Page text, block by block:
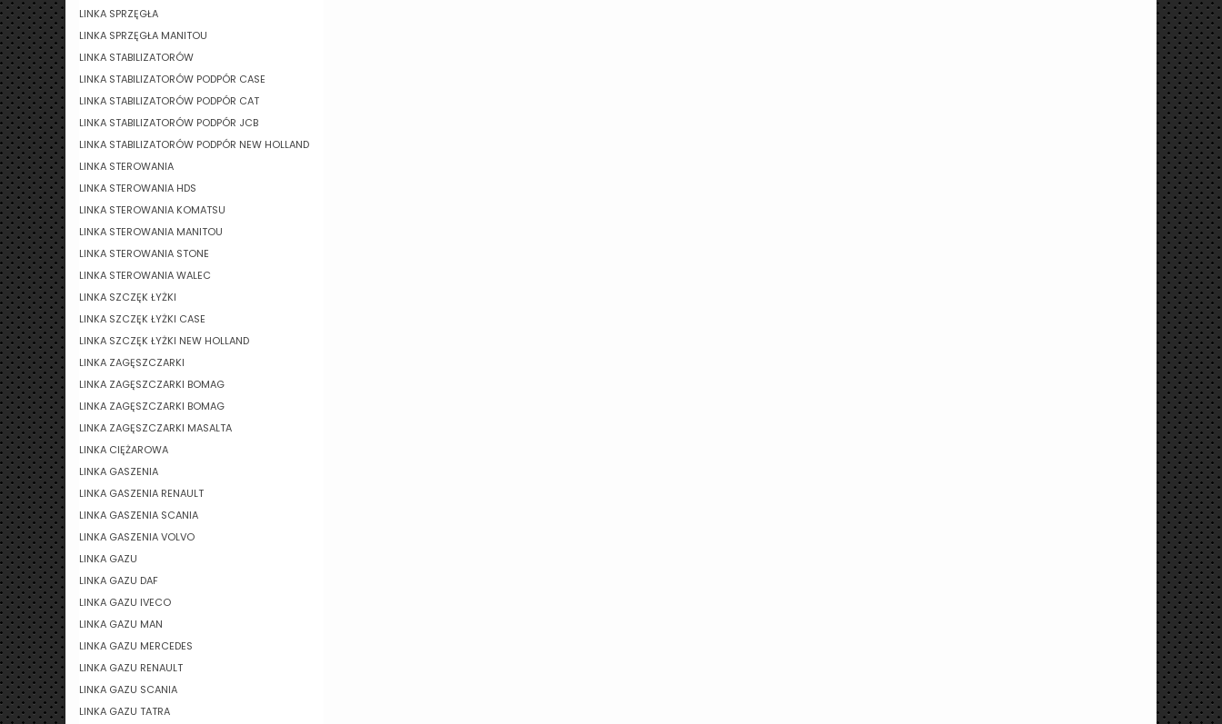
LINKA SPRZĘGŁA
LINKA SPRZĘGŁA MANITOU
LINKA STABILIZATORÓW
LINKA STABILIZATORÓW PODPÓR CASE
LINKA STABILIZATORÓW PODPÓR CAT
LINKA STABILIZATORÓW PODPÓR JCB
LINKA STABILIZATORÓW PODPÓR NEW HOLLAND
LINKA STEROWANIA
LINKA STEROWANIA HDS
LINKA STEROWANIA KOMATSU
LINKA STEROWANIA MANITOU
LINKA STEROWANIA STONE
LINKA STEROWANIA WALEC
LINKA SZCZĘK ŁYŻKI
LINKA SZCZĘK ŁYŻKI CASE
LINKA SZCZĘK ŁYŻKI NEW HOLLAND
LINKA ZAGĘSZCZARKI
LINKA ZAGĘSZCZARKI BOMAG
LINKA ZAGĘSZCZARKI BOMAG
LINKA ZAGĘSZCZARKI MASALTA
LINKA CIĘŻAROWA
LINKA GASZENIA
LINKA GASZENIA RENAULT
LINKA GASZENIA SCANIA
LINKA GASZENIA VOLVO
LINKA GAZU
LINKA GAZU DAF
LINKA GAZU IVECO
LINKA GAZU MAN
LINKA GAZU MERCEDES
LINKA GAZU RENAULT
LINKA GAZU SCANIA
LINKA GAZU TATRA